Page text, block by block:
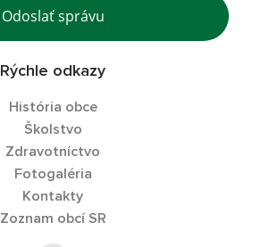
Odoslať správu
Rýchle odkazy
História obce
Školstvo
Zdravotníctvo
Fotogaléria
Kontakty
Zoznam obcí SR